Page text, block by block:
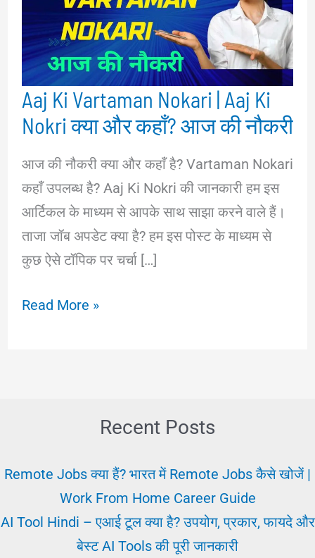
Aaj Ki Vartaman Nokari | Aaj Ki
Nokri क्या और कहाँ? आज की नौकरी
आज की नौकरी क्या और कहाँ है? Vartaman Nokari
कहाँ उपलब्ध है? Aaj Ki Nokri की जानकारी हम इस
आर्टिकल के माध्यम से आपके साथ साझा करने वाले हैं।
ताजा जॉब अपडेट क्या है? हम इस पोस्ट के माध्यम से
कुछ ऐसे टॉपिक पर चर्चा […]
Aaj
Nokri
और
Read More »
Recent Posts
Remote Jobs क्या हैं? भारत में Remote Jobs कैसे खोजें |
Work From Home Career Guide
AI Tool Hindi – एआई टूल क्या है? उपयोग, प्रकार, फायदे और
बेस्ट AI Tools की पूरी जानकारी